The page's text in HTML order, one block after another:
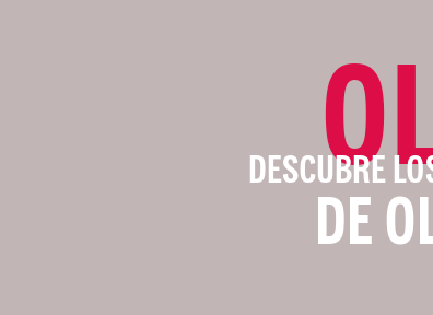
DESCUBRE
DE